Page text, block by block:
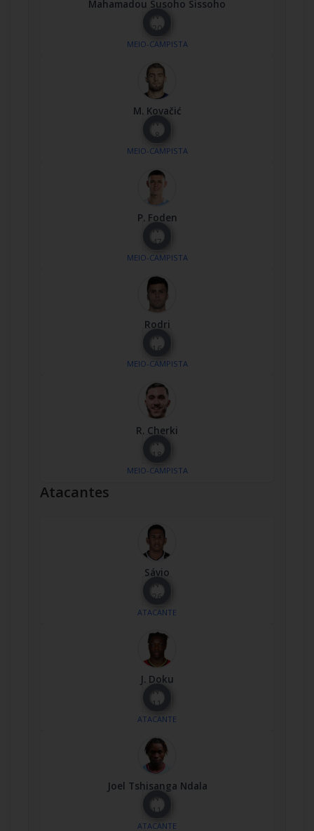
Mahamadou Susoho Sissoho
Nº
20
MEIO-CAMPISTA
M. Kovačić
Nº
8
MEIO-CAMPISTA
P. Foden
Nº
47
MEIO-CAMPISTA
Rodri
Nº
16
MEIO-CAMPISTA
R. Cherki
Nº
18
MEIO-CAMPISTA
Atacantes
Sávio
Nº
26
ATACANTE
J. Doku
Nº
11
ATACANTE
Joel Tshisanga Ndala
Nº
11
ATACANTE